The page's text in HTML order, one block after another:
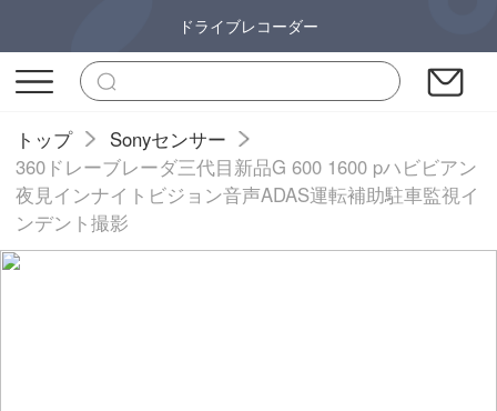
ドライブレコーダー
トップ
Sonyセンサー
360ドレーブレーダ三代目新品G 600 1600 pハビビアン
夜見インナイトビジョン音声ADAS運転補助駐車監視イ
ンデント撮影